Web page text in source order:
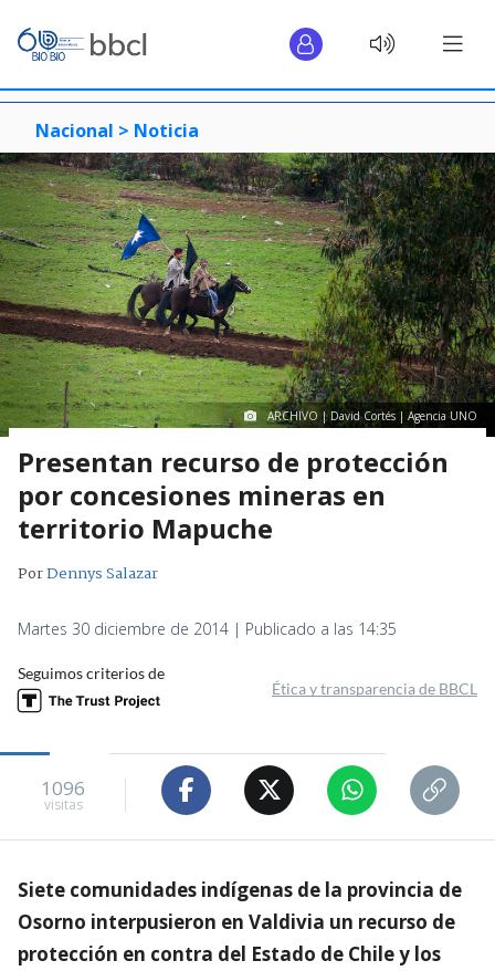
Nacional > Noticia
ARCHIVO | David Cortés | Agencia UNO
Presentan recurso de protección
por concesiones mineras en
territorio Mapuche
PorDennys Salazar
Martes 30 diciembre de 2014 | Publicado a las 14:35
Seguimos criterios de
Ética y transparencia de BBCL
1096
visitas
Siete comunidades indígenas de la provincia de
Osorno interpusieron en Valdivia un recurso de
protección en contra del Estado de Chile y los